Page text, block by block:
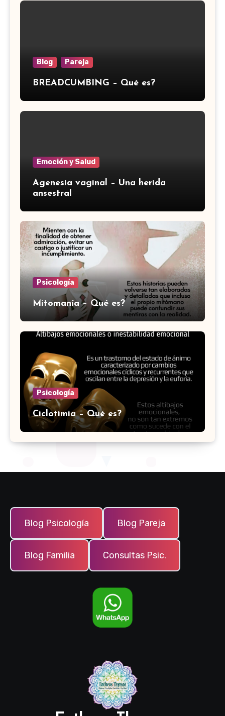
Blog Pareja
BREADCUMBING – Qué es?
Emoción y Salud
Agenesia vaginal – Una herida
ansestral
Psicología
Mitomanía – Qué es?
Psicología
Ciclotímia – Qué es?
Blog Psicología Blog Pareja
Blog Familia Consultas Psic.